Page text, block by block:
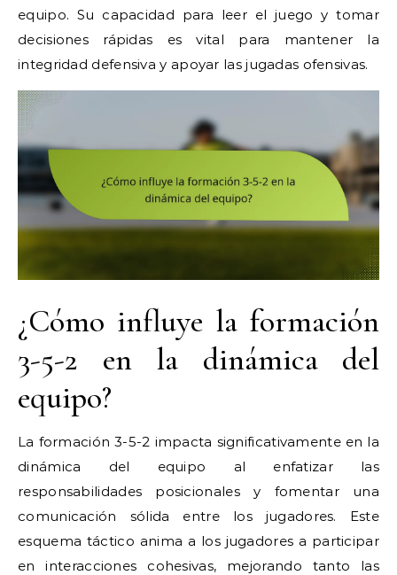
equipo. Su capacidad para leer el juego y tomar
decisiones rápidas es vital para mantener la
integridad defensiva y apoyar las jugadas ofensivas.
¿Cómo influye la formación
3-5-2 en la dinámica del
equipo?
La formación 3-5-2 impacta significativamente en la
dinámica del equipo al enfatizar las
responsabilidades posicionales y fomentar una
comunicación sólida entre los jugadores. Este
esquema táctico anima a los jugadores a participar
en interacciones cohesivas, mejorando tanto las